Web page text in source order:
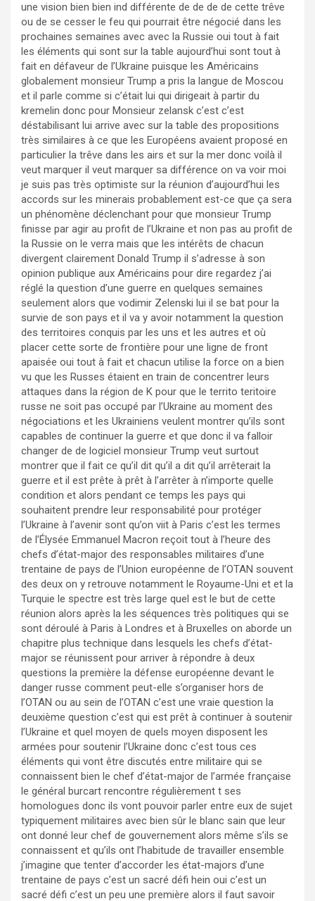
une vision bien bien ind différente de de de de cette trêve
ou de se cesser le feu qui pourrait être négocié dans les
prochaines semaines avec avec la Russie oui tout à fait
les éléments qui sont sur la table aujourd’hui sont tout à
fait en défaveur de l’Ukraine puisque les Américains
globalement monsieur Trump a pris la langue de Moscou
et il parle comme si c’était lui qui dirigeait à partir du
kremelin donc pour Monsieur zelansk c’est c’est
déstabilisant lui arrive avec sur la table des propositions
très similaires à ce que les Européens avaient proposé en
particulier la trêve dans les airs et sur la mer donc voilà il
veut marquer il veut marquer sa différence on va voir moi
je suis pas très optimiste sur la réunion d’aujourd’hui les
accords sur les minerais probablement est-ce que ça sera
un phénomène déclenchant pour que monsieur Trump
finisse par agir au profit de l’Ukraine et non pas au profit de
la Russie on le verra mais que les intérêts de chacun
divergent clairement Donald Trump il s’adresse à son
opinion publique aux Américains pour dire regardez j’ai
réglé la question d’une guerre en quelques semaines
seulement alors que vodimir Zelenski lui il se bat pour la
survie de son pays et il va y avoir notamment la question
des territoires conquis par les uns et les autres et où
placer cette sorte de frontière pour une ligne de front
apaisée oui tout à fait et chacun utilise la force on a bien
vu que les Russes étaient en train de concentrer leurs
attaques dans la région de K pour que le territo teritoire
russe ne soit pas occupé par l’Ukraine au moment des
négociations et les Ukrainiens veulent montrer qu’ils sont
capables de continuer la guerre et que donc il va falloir
changer de de logiciel monsieur Trump veut surtout
montrer que il fait ce qu’il dit qu’il a dit qu’il arrêterait la
guerre et il est prête à prêt à l’arrêter à n’importe quelle
condition et alors pendant ce temps les pays qui
souhaitent prendre leur responsabilité pour protéger
l’Ukraine à l’avenir sont qu’on viit à Paris c’est les termes
de l’Élysée Emmanuel Macron reçoit tout à l’heure des
chefs d’état-major des responsables militaires d’une
trentaine de pays de l’Union européenne de l’OTAN souvent
des deux on y retrouve notamment le Royaume-Uni et et la
Turquie le spectre est très large quel est le but de cette
réunion alors après la les séquences très politiques qui se
sont déroulé à Paris à Londres et à Bruxelles on aborde un
chapitre plus technique dans lesquels les chefs d’état-
major se réunissent pour arriver à répondre à deux
questions la première la défense européenne devant le
danger russe comment peut-elle s’organiser hors de
l’OTAN ou au sein de l’OTAN c’est une vraie question la
deuxième question c’est qui est prêt à continuer à soutenir
l’Ukraine et quel moyen de quels moyen disposent les
armées pour soutenir l’Ukraine donc c’est tous ces
éléments qui vont être discutés entre militaire qui se
connaissent bien le chef d’état-major de l’armée française
le général burcart rencontre régulièrement t ses
homologues donc ils vont pouvoir parler entre eux de sujet
typiquement militaires avec bien sûr le blanc sain que leur
ont donné leur chef de gouvernement alors même s’ils se
connaissent et qu’ils ont l’habitude de travailler ensemble
j’imagine que tenter d’accorder les état-majors d’une
trentaine de pays c’est un sacré défi hein oui c’est un
sacré défi c’est un peu une première alors il faut savoir